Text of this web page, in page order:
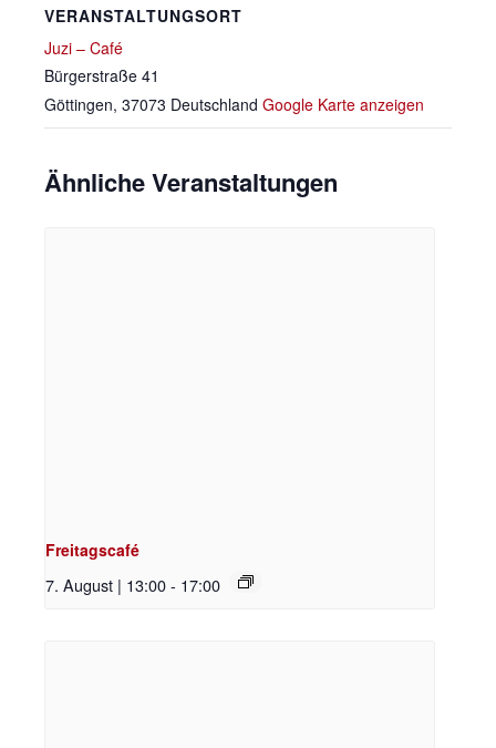
VERANSTALTUNGSORT
Juzi – Café
Bürgerstraße 41
Göttingen, 37073 Deutschland Google Karte anzeigen
Ähnliche Veranstaltungen
Freitagscafé
7. August | 13:00- 17:00